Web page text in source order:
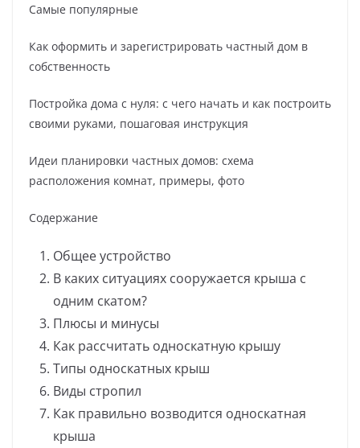
Самые популярные
Как оформить и зарегистрировать частный дом в
собственность
Постройка дома с нуля: с чего начать и как построить
своими руками, пошаговая инструкция
Идеи планировки частных домов: схема
расположения комнат, примеры, фото
Содержание
Общее устройство
В каких ситуациях сооружается крыша с
одним скатом?
Плюсы и минусы
Как рассчитать односкатную крышу
Типы односкатных крыш
Виды стропил
Как правильно возводится односкатная
крыша